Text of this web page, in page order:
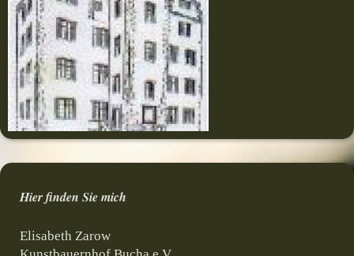
Hier finden Sie mich
Elisabeth Zarow